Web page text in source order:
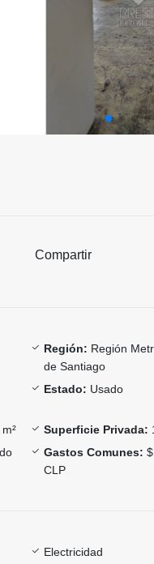
Compartir
Región: Región
de Santiago
Estado: Usado
Superficie Privada:
Gastos Comunes:
CLP
Electricidad